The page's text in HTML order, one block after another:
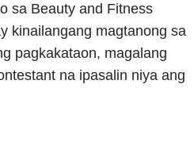
sa Beauty and Fitness
kinailangang magtanong sa
pagkakataon, magalang
na ipasalin niya ang